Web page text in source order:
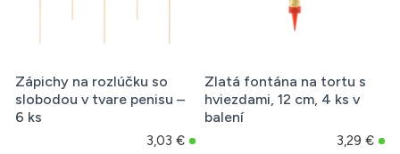
Zápichy na rozlúčku so
slobodou v tvare penisu –
6 ks
3,03 €
Zlatá fontána na tortu s
hviezdami, 12 cm, 4 ks v
balení
3,29 €